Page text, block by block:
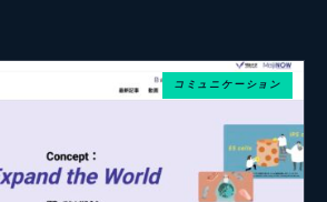
コミュニケーション
事業主・経営者・マーケターの方へ。
集客・ブランドの悩みをお聞きします。
い
たい